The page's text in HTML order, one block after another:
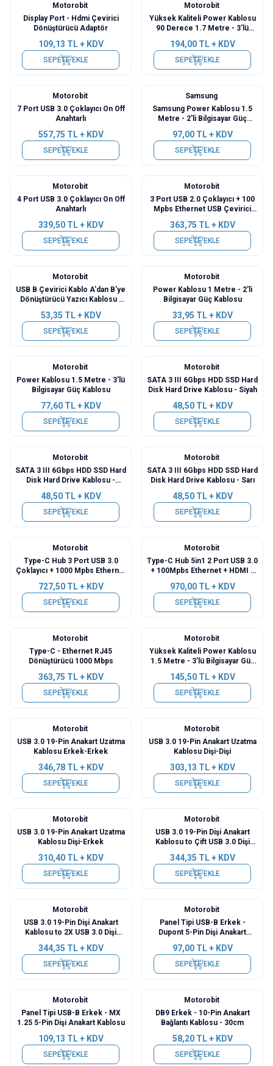
Motorobit
Display Port - Hdmi Çevirici
Dönüştürücü Adaptör
109,13 TL + KDV
SEPETE EKLE
Motorobit
Yüksek Kaliteli Power Kablosu
90 Derece 1.7 Metre - 3'lü
194,00TL + KDV
SEPETE EKLE
Motorobit
7 Port USB 3.0 Çoklayıcı On Off
Anahtarlı
557,75 TL + KDV
SEPETE EKLE
Samsung
Samsung Power Kablosu 1.5
Metre - 2'li Bilgisayar Güç
97,00TL + KDV
SEPETE EKLE
Motorobit
4 Port USB 3.0 Çoklayıcı On Off
Anahtarlı
339,50TL + KDV
SEPETE EKLE
Motorobit
3 Port USB 2.0 Çoklayıcı + 100
Mpbs Ethernet USB Çevirici
363,75 TL + KDV
SEPETE EKLE
Motorobit
USB B Çevirici Kablo A'dan B'ye
Dönüştürücü Yazıcı Kablosu -
53,35 TL + KDV
SEPETE EKLE
Motorobit
Power Kablosu 1 Metre - 2'li
Bilgisayar Güç Kablosu
33,95 TL + KDV
SEPETE EKLE
Motorobit
Power Kablosu 1.5 Metre - 3'lü
Bilgisayar Güç Kablosu
77,60TL + KDV
SEPETE EKLE
Motorobit
SATA 3 III 6Gbps HDD SSD Hard
Disk Hard Drive Kablosu - Siyah
48,50TL + KDV
SEPETE EKLE
Motorobit
SATA 3 III 6Gbps HDD SSD Hard
Disk Hard Drive Kablosu -
48,50TL + KDV
SEPETE EKLE
Motorobit
SATA 3 III 6Gbps HDD SSD Hard
Disk Hard Drive Kablosu - Sarı
48,50TL + KDV
SEPETE EKLE
Motorobit
Type-C Hub 3 Port USB 3.0
Çoklayıcı + 1000 Mpbs Ethernet
727,50TL + KDV
SEPETE EKLE
Motorobit
Type-C Hub 5in1 2 Port USB 3.0
+ 100Mpbs Ethernet + HDMI +
970,00TL + KDV
SEPETE EKLE
Motorobit
Type-C - Ethernet RJ45
Dönüştürücü 1000 Mbps
363,75 TL + KDV
SEPETE EKLE
Motorobit
Yüksek Kaliteli Power Kablosu
1.5 Metre - 3'lü Bilgisayar Güç
145,50TL + KDV
SEPETE EKLE
Motorobit
USB 3.0 19-Pin Anakart Uzatma
Kablosu Erkek-Erkek
346,78TL + KDV
SEPETE EKLE
Motorobit
USB 3.0 19-Pin Anakart Uzatma
Kablosu Dişi-Dişi
303,13 TL + KDV
SEPETE EKLE
Motorobit
USB 3.0 19-Pin Anakart Uzatma
Kablosu Dişi-Erkek
310,40TL + KDV
SEPETE EKLE
Motorobit
USB 3.0 19-Pin Dişi Anakart
Kablosu to Çift USB 3.0 Dişi
344,35 TL + KDV
SEPETE EKLE
Motorobit
USB 3.0 19-Pin Dişi Anakart
Kablosu to 2X USB 3.0 Dişi
344,35 TL + KDV
SEPETE EKLE
Motorobit
Panel Tipi USB-B Erkek -
Dupont 5-Pin Dişi Anakart
97,00TL + KDV
SEPETE EKLE
Motorobit
Panel Tipi USB-B Erkek - MX
1.25 5-Pin Dişi Anakart Kablosu
109,13 TL + KDV
SEPETE EKLE
Motorobit
DB9 Erkek - 10-Pin Anakart
Bağlantı Kablosu - 30cm
58,20TL + KDV
SEPETE EKLE